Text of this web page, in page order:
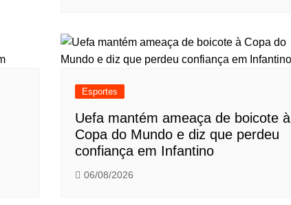
Esportes
Uefa mantém ameaça de boicote à
Copa do Mundo e diz que perdeu
confiança em Infantino
06/08/2026